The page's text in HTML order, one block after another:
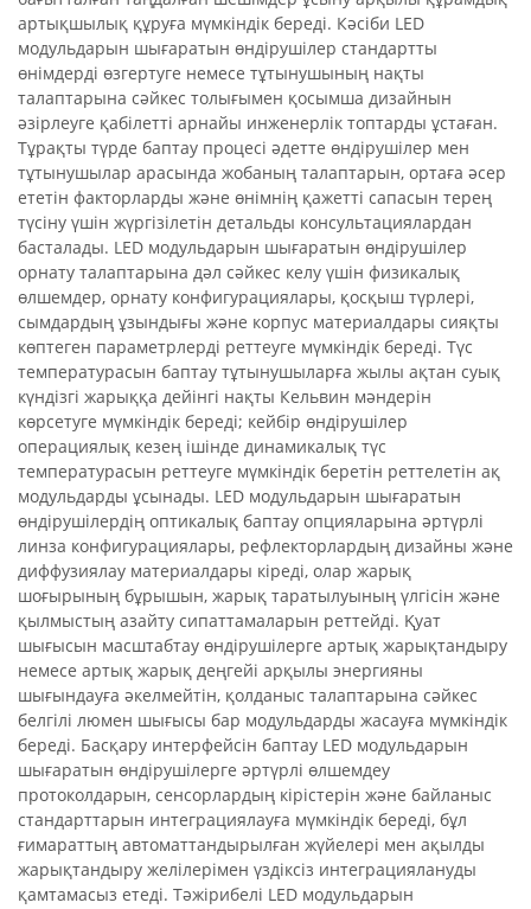
артықшылық құруға мүмкіндік береді. Кәсіби LED
модульдарын шығаратын өндірушілер стандартты
өнімдерді өзгертуге немесе тұтынушының нақты
талаптарына сәйкес толығымен қосымша дизайнын
әзірлеуге қабілетті арнайы инженерлік топтарды ұстаған.
Тұрақты түрде баптау процесі әдетте өндірушілер мен
тұтынушылар арасында жобаның талаптарын, ортаға әсер
ететін факторларды және өнімнің қажетті сапасын терең
түсіну үшін жүргізілетін детальды консультациялардан
басталады. LED модульдарын шығаратын өндірушілер
орнату талаптарына дәл сәйкес келу үшін физикалық
өлшемдер, орнату конфигурациялары, қосқыш түрлері,
сымдардың ұзындығы және корпус материалдары сияқты
көптеген параметрлерді реттеуге мүмкіндік береді. Түс
температурасын баптау тұтынушыларға жылы ақтан суық
күндізгі жарыққа дейінгі нақты Кельвин мәндерін
көрсетуге мүмкіндік береді; кейбір өндірушілер
операциялық кезең ішінде динамикалық түс
температурасын реттеуге мүмкіндік беретін реттелетін ақ
модульдарды ұсынады. LED модульдарын шығаратын
өндірушілердің оптикалық баптау опцияларына әртүрлі
линза конфигурациялары, рефлекторлардың дизайны және
диффузиялау материалдары кіреді, олар жарық
шоғырының бұрышын, жарық таратылуының үлгісін және
қылмыстың азайту сипаттамаларын реттейді. Қуат
шығысын масштабтау өндірушілерге артық жарықтандыру
немесе артық жарық деңгейі арқылы энергияны
шығындауға әкелмейтін, қолданыс талаптарына сәйкес
белгілі люмен шығысы бар модульдарды жасауға мүмкіндік
береді. Басқару интерфейсін баптау LED модульдарын
шығаратын өндірушілерге әртүрлі өлшемдеу
протоколдарын, сенсорлардың кірістерін және байланыс
стандарттарын интеграциялауға мүмкіндік береді, бұл
ғимараттың автоматтандырылған жүйелері мен ақылды
жарықтандыру желілерімен үздіксіз интеграциялануды
қамтамасыз етеді. Тәжірибелі LED модульдарын